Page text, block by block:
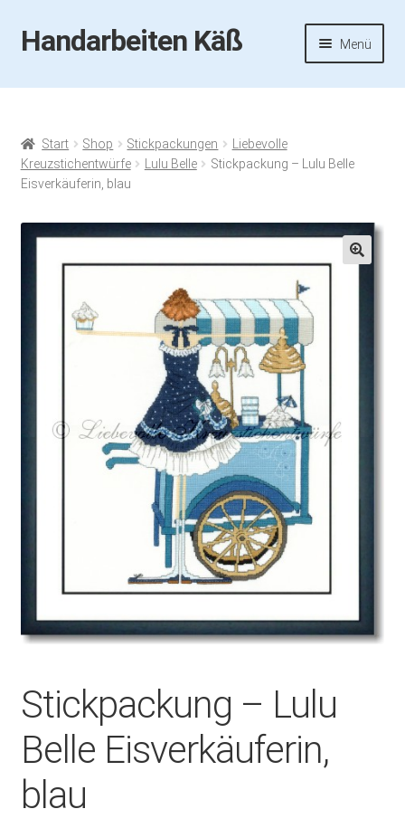
Zur
Navigation
Zum
Inhalt
Handarbeiten Käß Menü
Startseite
Aktuelles
Fotos
Start Shop Stickpackungen
Liebevolle
Kreuzstichentwürfe
Lulu Belle
Stickpackung – Lulu Belle
Eisverkäuferin, blau
Stickpackung – Lulu
Belle Eisverkäuferin,
blau